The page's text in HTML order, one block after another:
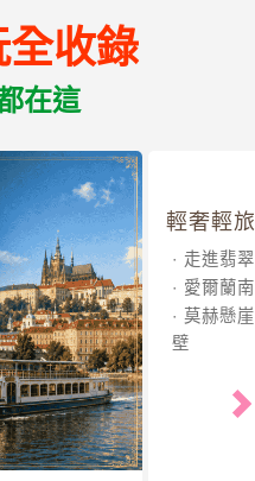
收錄
在這